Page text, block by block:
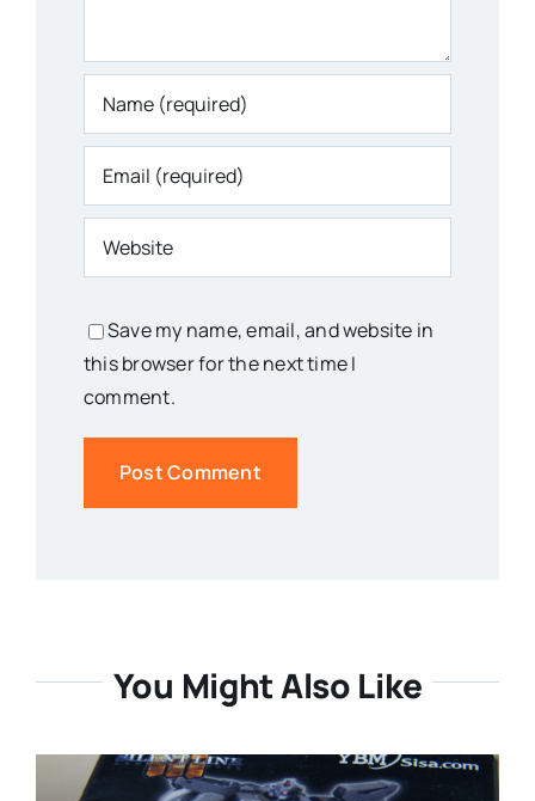
Save my name, email, and website in
this browser for the next time I
comment.
You Might Also Like